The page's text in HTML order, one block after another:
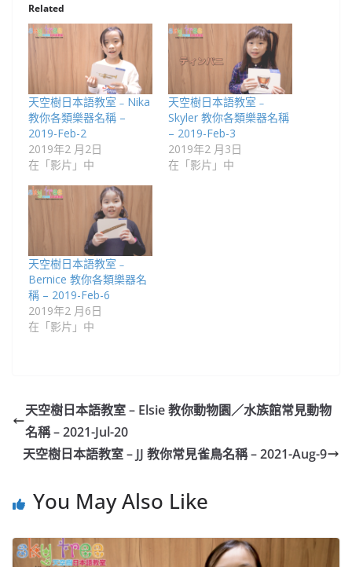
Related
天空樹日本語教室﹣Nika
教你各類樂器名稱 –
2019-Feb-2
2019年2 月2日
在「影片」中
天空樹日本語教室﹣
Skyler 教你各類樂器名稱
– 2019-Feb-3
2019年2 月3日
在「影片」中
天空樹日本語教室﹣
Bernice 教你各類樂器名
稱 – 2019-Feb-6
2019年2 月6日
在「影片」中
天空樹日本語教室 – Elsie 教你動物園／水族館常見動物
名稱 – 2021-Jul-20
天空樹日本語教室 – JJ 教你常見雀鳥名稱 – 2021-Aug-9
You May Also Like